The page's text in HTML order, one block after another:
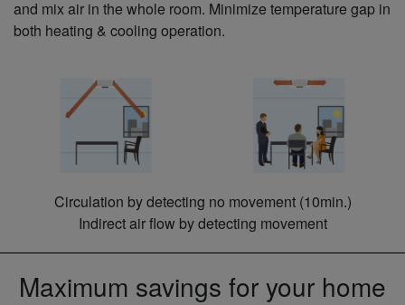
and mix air in the whole room. Minimize temperature gap in
both heating & cooling operation.
Circulation by detecting no movement (10min.)
Indirect air flow by detecting movement
Maximum savings for your home